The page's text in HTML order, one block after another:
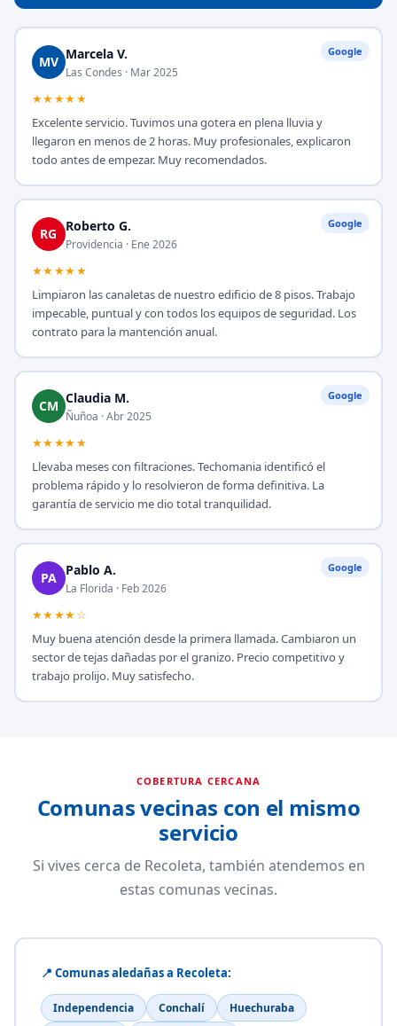
Google
MV Marcela V.
Las Condes · Mar 2025
★★★★★
Excelente servicio. Tuvimos una gotera en plena lluvia y
llegaron en menos de 2 horas. Muy profesionales, explicaron
todo antes de empezar. Muy recomendados.
Google
RG Roberto G.
Providencia · Ene 2026
★★★★★
Limpiaron las canaletas de nuestro edificio de 8 pisos. Trabajo
impecable, puntual y con todos los equipos de seguridad. Los
contrato para la mantención anual.
Google
CM Claudia M.
Ñuñoa · Abr 2025
★★★★★
Llevaba meses con filtraciones. Techomania identificó el
problema rápido y lo resolvieron de forma definitiva. La
garantía de servicio me dio total tranquilidad.
Google
PA Pablo A.
La Florida · Feb 2026
★★★★☆
Muy buena atención desde la primera llamada. Cambiaron un
sector de tejas dañadas por el granizo. Precio competitivo y
trabajo prolijo. Muy satisfecho.
COBERTURA CERCANA
Comunas vecinas con el mismo
servicio
Si vives cerca de Recoleta, también atendemos en
estas comunas vecinas.
📍 Comunas aledañas a Recoleta:
Independencia Conchalí
Huechuraba